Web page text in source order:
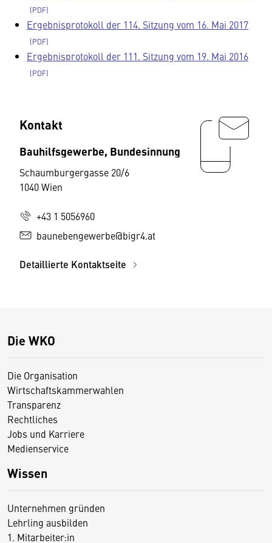
Ergebnisprotokoll der 114. Sitzung vom 16. Mai 2017
Ergebnisprotokoll der 111. Sitzung vom 19. Mai 2016
Kontakt
Bauhilfsgewerbe, Bundesinnung
Schaumburgergasse 20/6
1040 Wien
+43 1 5056960
baunebengewerbe@bigr4.at
Detaillierte Kontaktseite
Die WKO
Die Organisation
Wirtschaftskammerwahlen
Transparenz
Rechtliches
Jobs und Karriere
Medienservice
Wissen
Unternehmen gründen
Lehrling ausbilden
1. Mitarbeiter:in